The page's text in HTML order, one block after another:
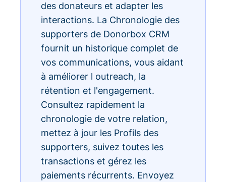
des donateurs et adapter les
interactions. La Chronologie des
supporters de Donorbox CRM
fournit un historique complet de
vos communications, vous aidant
à améliorer l outreach, la
rétention et l'engagement.
Consultez rapidement la
chronologie de votre relation,
mettez à jour les Profils des
supporters, suivez toutes les
transactions et gérez les
paiements récurrents. Envoyez